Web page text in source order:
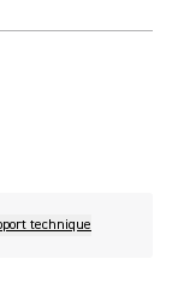
technique